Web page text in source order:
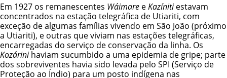
Em 1927 os remanescentes Wáimare eKazínitiestavam
concentrados na estação telegráfica de Utiariti, com
exceção de algumas famílias vivendo em São João (próximo
a Utiariti), e outras que viviam nas estações telegráficas,
encarregadas do serviço de conservação da linha. Os
Kozárinihaviam sucumbido a uma epidemia de gripe; parte
dos sobreviventes havia sido levada pelo SPI (Serviço de
Proteção ao Índio) para um posto indígena nas